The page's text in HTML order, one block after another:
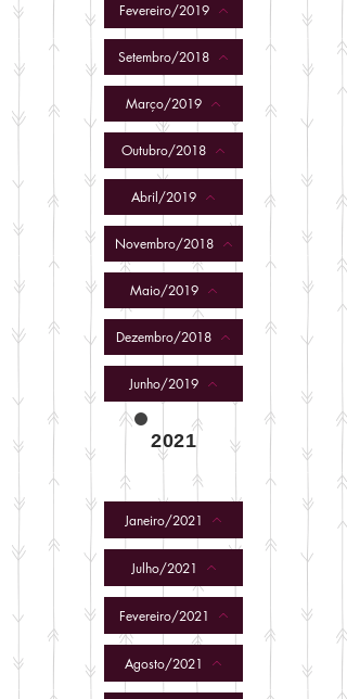
Fevereiro/2019
Setembro/2018
Março/2019
Outubro/2018
Abril/2019
Novembro/2018
Maio/2019
Dezembro/2018
Junho/2019
2021
Janeiro/2021
Julho/2021
Fevereiro/2021
Agosto/2021